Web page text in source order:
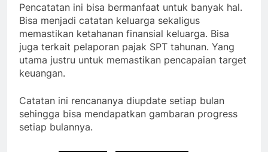
Pencatatan ini bisa bermanfaat untuk banyak hal.
Bisa menjadi catatan keluarga sekaligus
memastikan ketahanan finansial keluarga. Bisa
juga terkait pelaporan pajak SPT tahunan. Yang
utama justru untuk memastikan pencapaian target
keuangan.
Catatan ini rencananya diupdate setiap bulan
sehingga bisa mendapatkan gambaran progress
setiap bulannya.